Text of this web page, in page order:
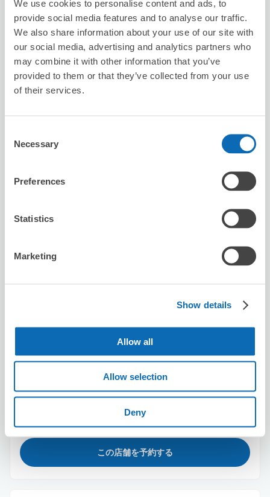
We use cookies to personalise content and ads, to
provide social media features and to analyse our traffic.
We also share information about your use of our site with
our social media, advertising and analytics partners who
may combine it with other information that you’ve
provided to them or that they’ve collected from your use
of their services.
Selection
Necessary
Preferences
Statistics
Marketing
Show details
Allow all
Allow selection
Deny
保管できる荷物数
8/13木
本日の営業時間
保管できる荷物数
バッグサイズ:3
空き時間
8/10
この店舗を予約する